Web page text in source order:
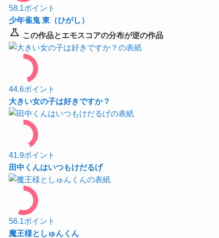
58.1 ポイント
少年雀鬼 東（ひがし）
science この作品とエモスコアの分布が逆の作品
44.6ポイント
大きい女の子は好きですか？
41.9ポイント
田中くんはいつもけだるげ
56.1 ポイント
魔王様としゅんくん